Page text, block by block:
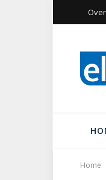
Home